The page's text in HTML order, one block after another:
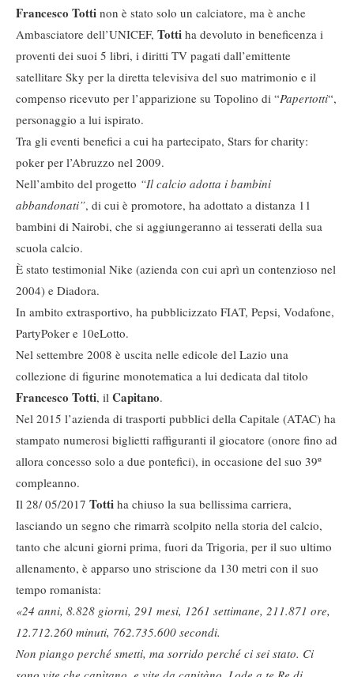
Francesco Totti non è stato solo un calciatore, ma è anche
Ambasciatore dell’UNICEF, Totti ha devoluto in beneficenza i
proventi dei suoi 5 libri, i diritti TV pagati dall’emittente
satellitare Sky per la diretta televisiva del suo matrimonio e il
compenso ricevuto per l’apparizione su Topolino di “Papertotti“,
personaggio a lui ispirato.
Tra gli eventi benefici a cui ha partecipato, Stars for charity:
poker per l’Abruzzo nel 2009.
Nell’ambito del progetto “Il calcio adotta i bambini
abbandonati”, di cui è promotore, ha adottato a distanza 11
bambini di Nairobi, che si aggiungeranno ai tesserati della sua
scuola calcio.
È stato testimonial Nike (azienda con cui aprì un contenzioso nel
2004) e Diadora.
In ambito extrasportivo, ha pubblicizzato FIAT, Pepsi, Vodafone,
PartyPoker e 10eLotto.
Nel settembre 2008 è uscita nelle edicole del Lazio una
collezione di figurine monotematica a lui dedicata dal titolo
Francesco Totti, il Capitano.
Nel 2015 l’azienda di trasporti pubblici della Capitale (ATAC) ha
stampato numerosi biglietti raffiguranti il giocatore (onore fino ad
allora concesso solo a due pontefici), in occasione del suo 39º
compleanno.
Il 28/ 05/2017 Totti ha chiuso la sua bellissima carriera,
lasciando un segno che rimarrà scolpito nella storia del calcio,
tanto che alcuni giorni prima, fuori da Trigoria, per il suo ultimo
allenamento, è apparso uno striscione da 130 metri con il suo
tempo romanista:
«24 anni, 8.828 giorni, 291 mesi, 1261 settimane, 211.871 ore,
12.712.260 minuti, 762.735.600 secondi.
Non piango perché smetti, ma sorrido perché ci sei stato. Ci